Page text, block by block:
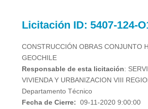
Licitación ID: 5407-124-
CONSTRUCCIÓN OBRAS CONJUNTO
GEOCHILE
Responsable de esta licitación:
VIVIENDA Y URBANIZACION VIII
Departamento Técnico
Fecha de Cierre: 09-11-2020 9:00:00